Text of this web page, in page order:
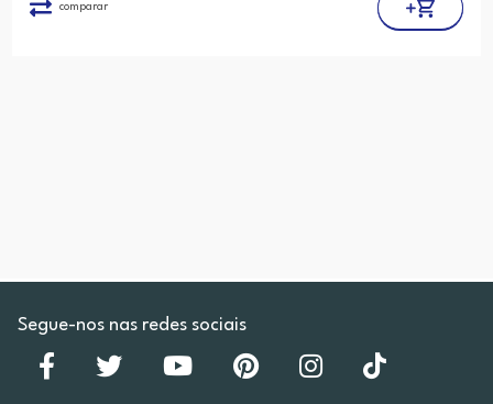
comparar
Segue-nos nas redes sociais